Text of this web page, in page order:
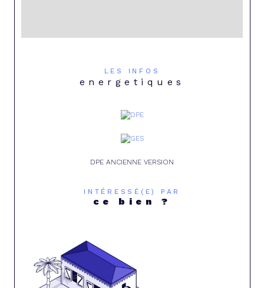
LES INFOS
energetiques
DPE ANCIENNE VERSION
INTÉRESSÉ(E) PAR
ce bien ?